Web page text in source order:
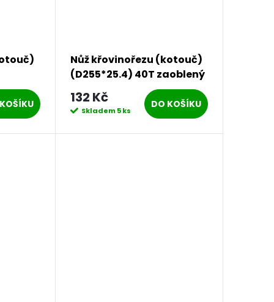
pro
Nůž křovinořezu (kotouč)
(D255*25.4) 40T zaoblený
PROCRAFT | H/P-1
132 Kč
Skladem5 ks
DO KOŠÍKU